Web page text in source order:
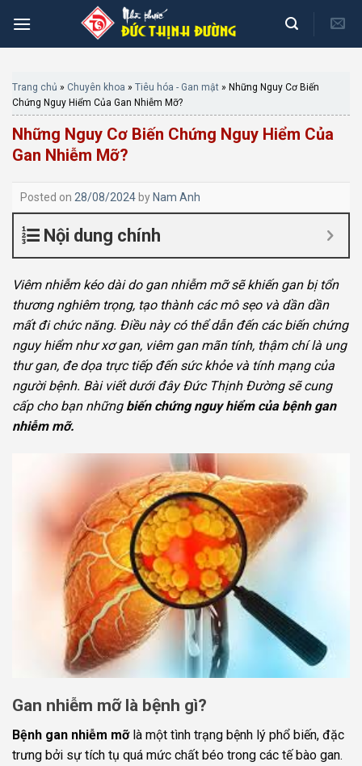
content
Trang chủ » Chuyên khoa » Tiêu hóa - Gan mật » Những Nguy Cơ Biến
Chứng Nguy Hiểm Của Gan Nhiễm Mỡ?
Những Nguy Cơ Biến Chứng Nguy Hiểm Của
Gan Nhiễm Mỡ?
Posted on 28/08/2024 by Nam Anh
Nội dung chính
Viêm nhiễm kéo dài do gan nhiễm mỡ sẽ khiến gan bị tổn
thương nghiêm trọng, tạo thành các mô sẹo và dần dần
mất đi chức năng. Điều này có thể dẫn đến các biến chứng
nguy hiểm như xơ gan, viêm gan mãn tính, thậm chí là ung
thư gan, đe dọa trực tiếp đến sức khỏe và tính mạng của
người bệnh. Bài viết dưới đây Đức Thịnh Đường sẽ cung
cấp cho bạn những biến chứng nguy hiểm của bệnh gan
nhiễm mỡ.
Gan nhiễm mỡ là bệnh gì?
Bệnh gan nhiễm mỡlà một tình trạng bệnh lý phổ biến, đặc
trưng bởi sự tích tụ quá mức chất béo trong các tế bào gan.